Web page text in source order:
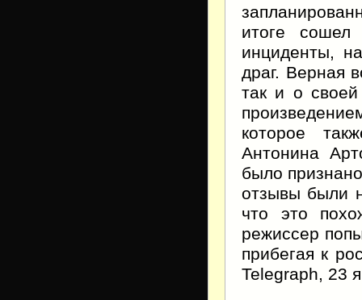
итоге сошел
инциденты,
драг. Верная
так и о своей
которое
Антонина
было
отзывы были
что это
режиссер
прибегая к
Telegraph, 23